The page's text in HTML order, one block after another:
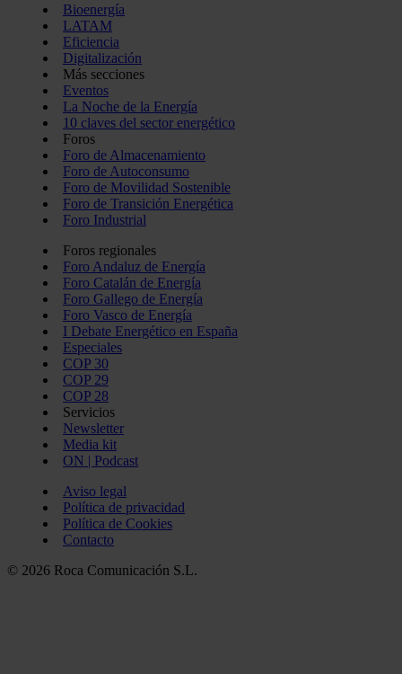
Bioenergía
LATAM
Eficiencia
Digitalización
Más secciones
Eventos
La Noche de la Energía
10 claves del sector energético
Foros
Foro de Almacenamiento
Foro de Autoconsumo
Foro de Movilidad Sostenible
Foro de Transición Energética
Foro Industrial
Foros regionales
Foro Andaluz de Energía
Foro Catalán de Energía
Foro Gallego de Energía
Foro Vasco de Energía
I Debate Energético en España
Especiales
COP 30
COP 29
COP 28
Servicios
Newsletter
Media kit
ON | Podcast
Aviso legal
Política de privacidad
Política de Cookies
Contacto
© 2026 Roca Comunicación S.L.